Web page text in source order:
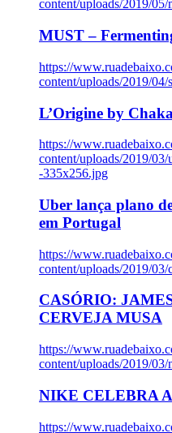
content/uploads/2019/
MUST –
https://
content/uploads/2019/
L’Origine by
https://
content/uploads/2019/
-335x256.jpg
Uber lança plano
em Portugal
https://
content/uploads/2019/
CASÓRIO:
CERVEJA MUSA
https://
content/uploads/2019/
NIKE CELEBRA
https://